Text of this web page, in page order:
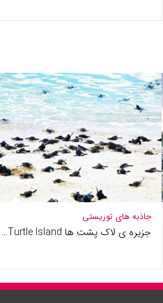
جاذبه های توریستی
جزیره ی لاک پشت ها Turtle Island…